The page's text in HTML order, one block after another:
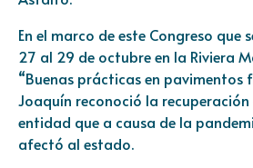
En el marco de este Congreso que
27 al 29 de octubre en la Riviera
“Buenas prácticas en pavimentos
Joaquín reconoció la
entidad que a causa de la
afectó al estado.